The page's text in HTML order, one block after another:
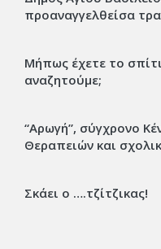
προαναγγελθείσα
Μήπως έχετε το
αναζητούμε;
“Αρωγή”, σύγχρονο
Θεραπειών και
Σκάει ο ….τζίτζικας!